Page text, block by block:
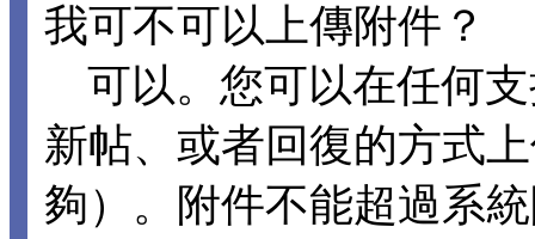
我可不可以上傳附件？
可以。您可以在任何
新帖、或者回復的方式
夠）。附件不能超過系